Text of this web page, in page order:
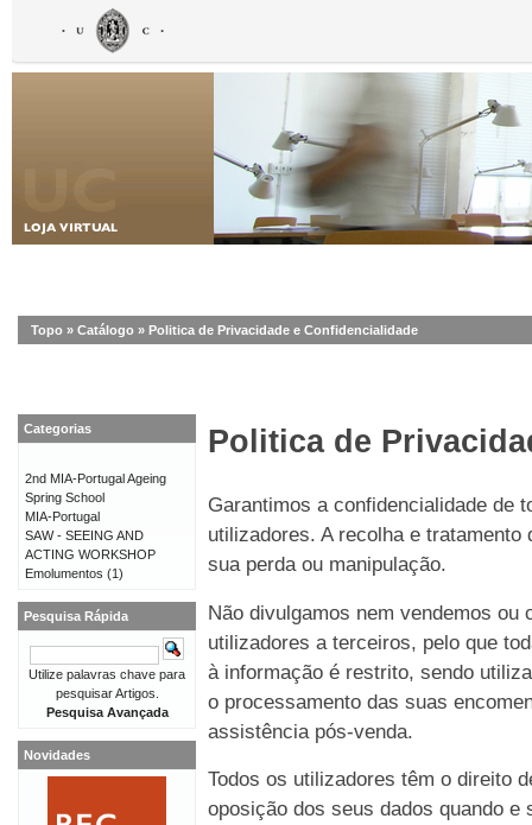
Topo » Catálogo » Politica de Privacidade e Confidencialidade
Politica de
Garantimos a confidencialidade de
utilizadores. A recolha e
sua perda ou manipulação.
Não divulgamos nem vendemos
utilizadores a terceiros, pelo que
à informação é restrito, sendo
o processamento das suas
assistência pós-venda.
Todos os utilizadores têm o direito
oposição dos seus dados quando e
Categorias
2nd MIA-Portugal Ageing
Spring School
MIA-Portugal
SAW - SEEING AND
ACTING WORKSHOP
Emolumentos (1)
Pesquisa Rápida
Utilize palavras chave para
pesquisar Artigos.
Pesquisa Avançada
Novidades